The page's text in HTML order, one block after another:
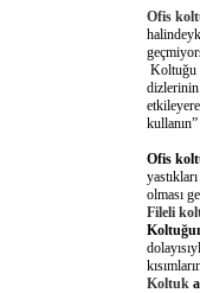
Ofis
Koltuğu
dizlerinin
kullanın”
Ofis
olması
Fileli
Koltuk